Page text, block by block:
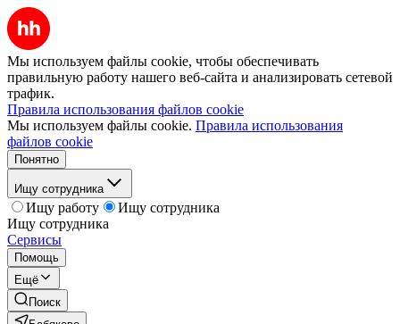
Мы используем файлы cookie, чтобы обеспечивать
правильную работу нашего веб-сайта и анализировать сетевой
трафик.
Правила использования файлов cookie
Мы используем файлы cookie. Правила использования
файлов cookie
Понятно
Ищу сотрудника
Ищу работу
Ищу сотрудника
Ищу сотрудника
Сервисы
Помощь
Ещё
Поиск